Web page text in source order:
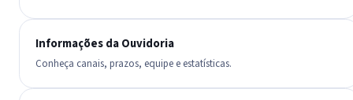
Informações da Ouvidoria
Conheça canais, prazos, equipe e estatísticas.